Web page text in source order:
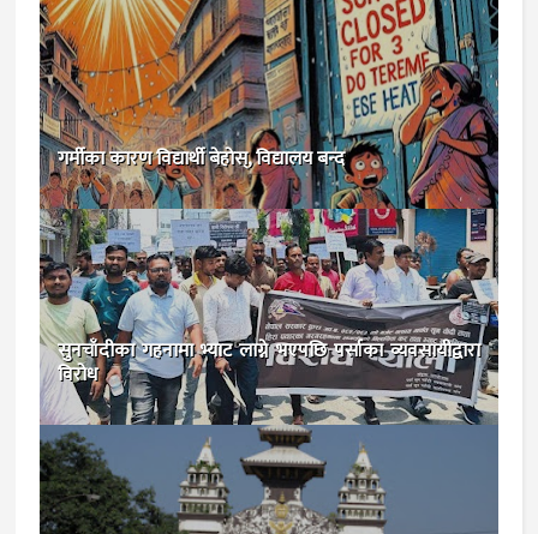
गर्मीका कारण विद्यार्थी बेहोस्, विद्यालय बन्द
सुनचाँदीका गहनामा भ्याट लाग्ने भएपछि पर्साका व्यवसायीद्वारा
विरोध